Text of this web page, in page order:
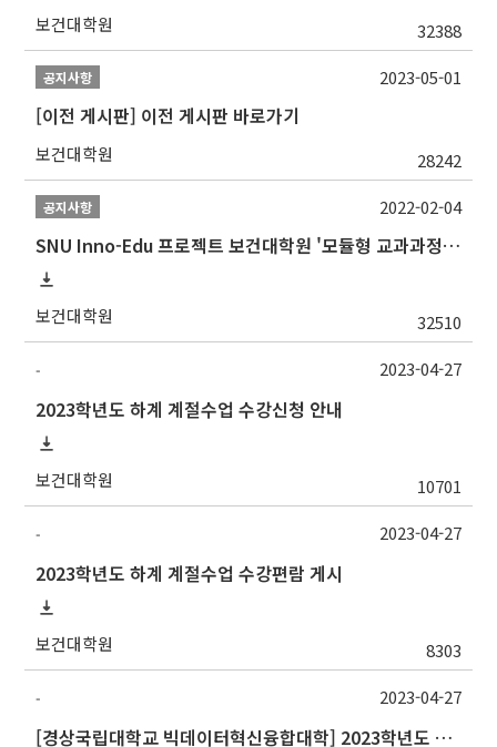
보건대학원 32388
공지사항
[이전 게시판] 이전 게시판 바로가기
보건대학원 28242
2023-05-01
공지사항
SNU Inno-Edu 프로젝트 보건대학원 '모듈형 교과과정' 안내(revised 2022/2/28)
보건대학원 32510
2022-02-04
-
2023학년도 하계 계절수업 수강신청 안내
보건대학원 10701
2023-04-27
-
2023학년도 하계 계절수업 수강편람 게시
보건대학원 8303
2023-04-27
-
[경상국립대학교 빅데이터혁신융합대학] 2023학년도 하계 계절학기 교류수학 안내
2023-04-27